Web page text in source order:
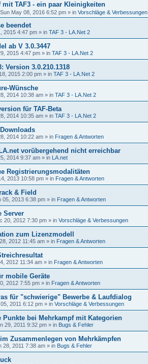
mit TAF3 - ein paar Kleinigkeiten
Sun May 08, 2016 6:52 pm » in Vorschläge & Verbessungen
beendet
2015 4:47 pm » in TAF 3 - LA.Net 2
ab V 3.0.3447
2015 4:47 pm » in TAF 3 - LA.Net 2
Version 3.0.210.1318
2015 2:00 pm » in TAF 3 - LA.Net 2
Wünsche
2014 10:38 am » in TAF 3 - LA.Net 2
für TAF-Beta
2014 10:35 am » in TAF 3 - LA.Net 2
2014 10:22 am » in Fragen & Antworten
vorübergehend nicht erreichbar
2014 9:37 am » in LA.net
Registrierungsmodalitäten
2013 10:58 pm » in Fragen & Antworten
& Field
05, 2013 6:38 pm » in Fragen & Antworten
Server
20, 2012 7:30 pm » in Vorschläge & Verbessungen
zum Lizenzmodell
2012 11:45 am » in Fragen & Antworten
2012 11:34 am » in Fragen & Antworten
mobile Geräte
2012 7:55 pm » in Fragen & Antworten
für "schwierige" Bewerbe & Laufdialog
2011 6:12 pm » in Vorschläge & Verbessungen
Punkte bei Mehrkampf mit Kategorien
29, 2011 9:32 pm » in Bugs & Fehler
Zusammenlegen von Mehrkämpfen
28, 2011 7:38 am » in Bugs & Fehler